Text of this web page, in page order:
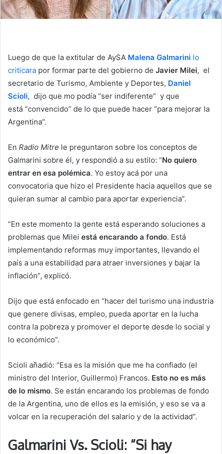
Luego de que la extitular de AySA Malena Galmarini lo
criticara por formar parte del gobierno de Javier Milei, el
secretario de Turismo, Ambiente y Deportes, Daniel
Scioli, dijo que mo podía “ser indiferente” y que
está “convencido” de lo que puede hacer “para mejorar la
Argentina”.
En Radio Mitre le preguntaron sobre los conceptos de
Galmarini sobre él, y respondió a su estilo: “No quiero
entrar en esa polémica. Yo estoy acá por una
convocatoria que hizo el Presidente hacia aquellos que se
quieran sumar al cambio para aportar experiencia”.
“En este momento la gente está esperando soluciones a
problemas que Milei está encarando a fondo. Está
implementando reformas muy importantes, llevando el
país a una estabilidad para atraer inversiones y bajar la
inflación”, explicó.
Dijo que está enfocado en “hacer del turismo una industria
que genere divisas, empleo, pueda aportar en la lucha
contra la pobreza y promover el deporte desde lo social y
lo económico”.
Scioli añadió: “Esa es la misión que me ha confiado (el
ministro del Interior, Guillermo) Francos. Esto no es más
de lo mismo. Se están encarando los problemas de fondo
de la Argentina, uno de ellos es la emisión, y eso se va a
volcar en la recuperación del salario y de la actividad”.
Galmarini Vs. Scioli: “Si hay